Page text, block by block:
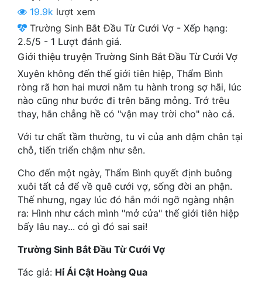
Dã Sử
Dị Giới
Dị Năng
Gia Đấu
Góc Nhìn Nam
Huyền Huyễn
Huyền Nghi
Huyền Ảo
Hài Hước
Học Đường
19.9k lượt xem
Trường Sinh Bắt Đầu Từ Cưới Vợ - Xếp hạng:
2.5/5 - 1 Lượt đánh giá.
Giới thiệu truyện Trường Sinh Bắt Đầu Từ Cưới Vợ
Xuyên không đến thế giới tiên hiệp, Thẩm Bình
ròng rã hơn hai mươi năm tu hành trong sợ hãi, lúc
nào cũng như bước đi trên băng mỏng. Trớ trêu
thay, hắn chẳng hề có "vận may trời cho" nào cả.
Với tư chất tầm thường, tu vi của anh dậm chân tại
chỗ, tiến triển chậm như sên.
Cho đến một ngày, Thẩm Bình quyết định buông
xuôi tất cả để về quê cưới vợ, sống đời an phận.
Thế nhưng, ngay lúc đó hắn mới ngỡ ngàng nhận
ra: Hình như cách mình "mở cửa" thế giới tiên hiệp
bấy lâu nay... có gì đó sai sai!
Trường Sinh Bắt Đầu Từ Cưới Vợ
Tác giả: Hỉ Ái Cật Hoàng Qua